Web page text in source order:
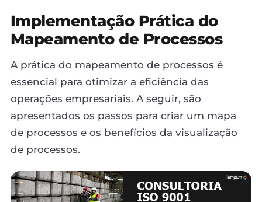
Implementação Prática do
Mapeamento de Processos
A prática do mapeamento de processos é
essencial para otimizar a eficiência das
operações empresariais. A seguir, são
apresentados os passos para criar um mapa
de processos e os benefícios da visualização
de processos.